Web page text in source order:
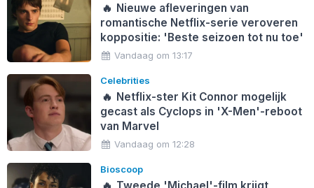
🔥 Nieuwe afleveringen van
romantische Netflix-serie veroveren
koppositie: 'Beste seizoen tot nu toe'
Vandaag om 13:17
Celebrities
🔥 Netflix-ster Kit Connor mogelijk
gecast als Cyclops in 'X-Men'-reboot
van Marvel
Vandaag om 12:28
Bioscoop